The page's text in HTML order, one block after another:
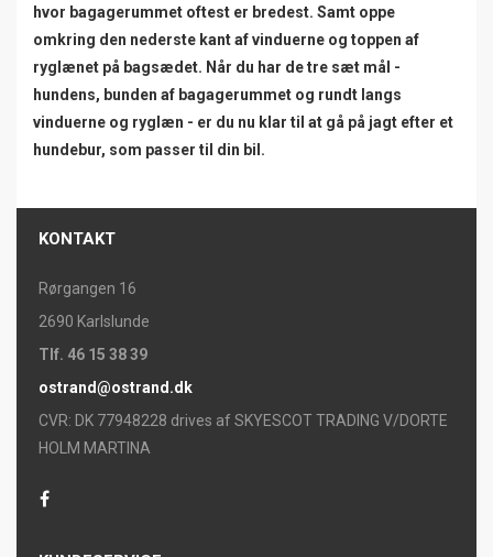
hvor bagagerummet oftest er bredest. Samt oppe
omkring den nederste kant af vinduerne og toppen af
ryglænet på bagsædet. Når du har de tre sæt mål -
hundens, bunden af bagagerummet og rundt langs
vinduerne og ryglæn - er du nu klar til at gå på jagt efter et
hundebur, som passer til din bil.
KONTAKT
Rørgangen 16
2690 Karlslunde
Tlf. 46 15 38 39
ostrand@ostrand.dk
CVR: DK 77948228 drives af SKYESCOT TRADING V/DORTE
HOLM MARTINA